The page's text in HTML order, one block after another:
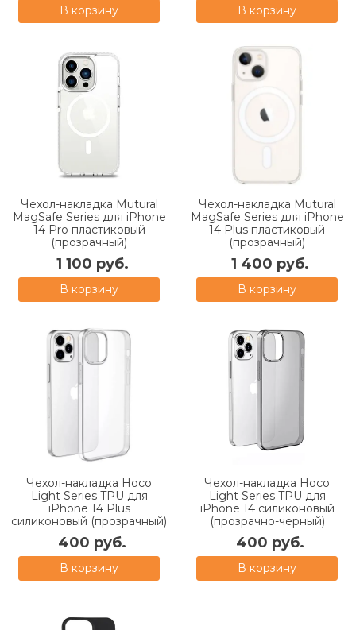
В корзину В корзину
Чехол-накладка Mutural
MagSafe Series для iPhone
14 Pro пластиковый
(прозрачный)
1 100 руб.
В корзину
Чехол-накладка Mutural
MagSafe Series для iPhone
14 Plus пластиковый
(прозрачный)
1 400 руб.
В корзину
Чехол-накладка Hoco
Light Series TPU для
iPhone 14 Plus
силиконовый (прозрачный)
400 руб.
В корзину
Чехол-накладка Hoco
Light Series TPU для
iPhone 14 силиконовый
(прозрачно-черный)
400 руб.
В корзину